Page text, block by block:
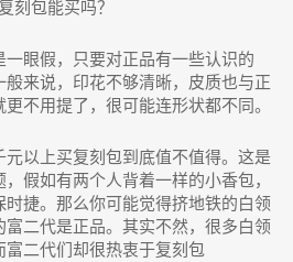
眼假，只要对正品有一些认识的
来说，印花不够清晰，皮质也与正
不用提了，很可能连形状都不同。
以上买复刻包到底值不值得。这是
假如有两个人背着一样的小香包，
捷。那么你可能觉得挤地铁的白领
二代是正品。其实不然，很多白领
二代们却很热衷于复刻包